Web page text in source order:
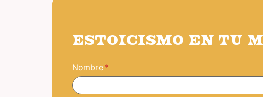
ESTOICISMO EN TU
Nombre